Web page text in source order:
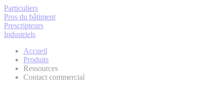
Particuliers
Pros du bâtiment
Prescripteurs
Industriels
Accueil
Produits
Ressources
Contact commercial